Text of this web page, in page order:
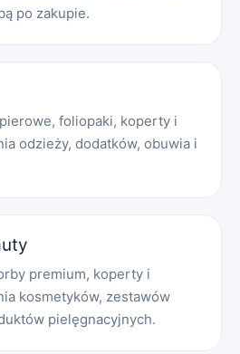
po zakupie.
foliopaki, koperty i
odzieży, dodatków, obuwia i
premium, koperty i
kosmetyków, zestawów
pielęgnacyjnych.